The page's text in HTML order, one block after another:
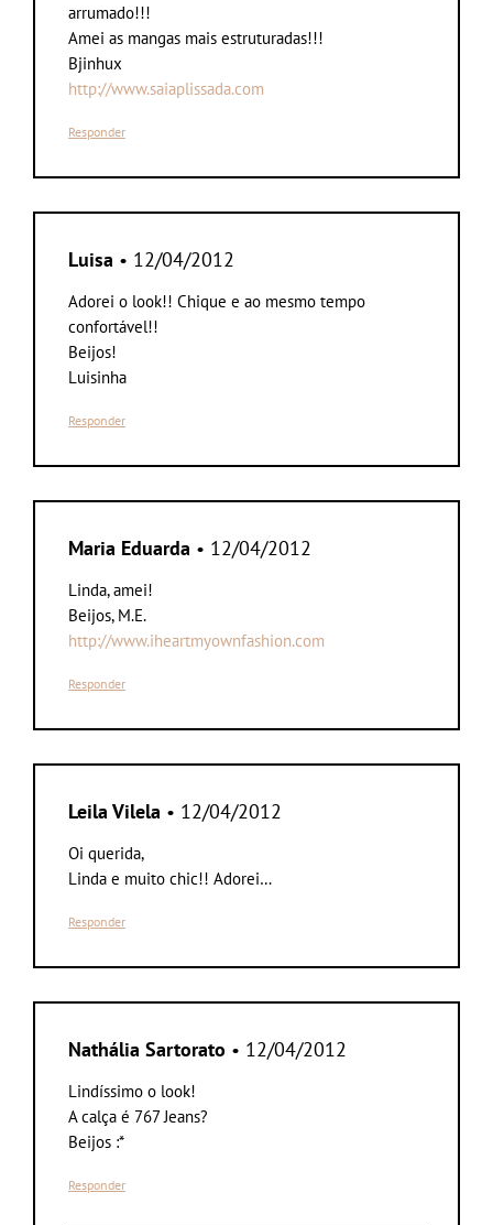
arrumado!!!
Amei as mangas mais estruturadas!!!
Bjinhux
http://www.saiaplissada.com
Responder
Luisa • 12/04/2012
Adorei o look!! Chique e ao mesmo tempo
confortável!!
Beijos!
Luisinha
Responder
Maria Eduarda • 12/04/2012
Linda, amei!
Beijos, M.E.
http://www.iheartmyownfashion.com
Responder
Leila Vilela • 12/04/2012
Oi querida,
Linda e muito chic!! Adorei…
Responder
Nathália Sartorato • 12/04/2012
Lindíssimo o look!
A calça é 767 Jeans?
Beijos :*
Responder